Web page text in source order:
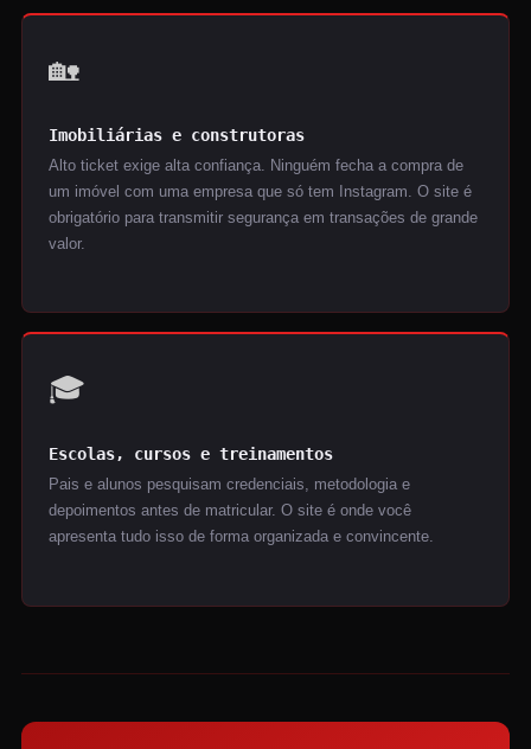
🏡
Imobiliárias e construtoras
Alto ticket exige alta confiança. Ninguém fecha a compra de
um imóvel com uma empresa que só tem Instagram. O site é
obrigatório para transmitir segurança em transações de grande
valor.
🎓
Escolas, cursos e treinamentos
Pais e alunos pesquisam credenciais, metodologia e
depoimentos antes de matricular. O site é onde você
apresenta tudo isso de forma organizada e convincente.